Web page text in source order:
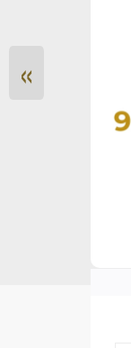
«